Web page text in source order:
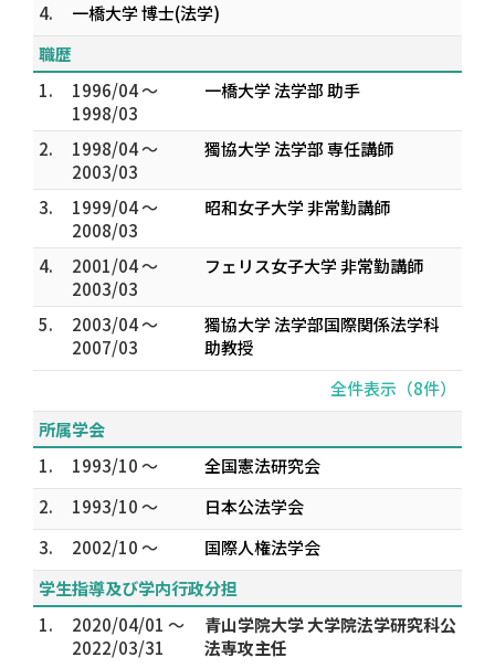
4.
一橋大学 博士(法学)
職歴
1.
1996/04 ～
1998/03
一橋大学 法学部 助手
2.
1998/04 ～
2003/03
獨協大学 法学部 専任講師
3.
1999/04 ～
2008/03
昭和女子大学 非常勤講師
4.
2001/04 ～
2003/03
フェリス女子大学 非常勤講師
5.
2003/04 ～
2007/03
獨協大学 法学部国際関係法学科
助教授
全件表示（8件）
所属学会
1.
1993/10 ～
全国憲法研究会
2.
1993/10 ～
日本公法学会
3.
2002/10 ～
国際人権法学会
学生指導及び学内行政分担
1.
2020/04/01 ～
2022/03/31
青山学院大学 大学院法学研究科公
法専攻主任